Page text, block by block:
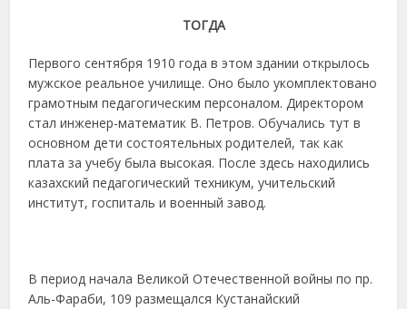
ТОГДА
Первого сентября 1910 года в этом здании открылось
мужское реальное училище. Оно было укомплектовано
грамотным педагогическим персоналом. Директором
стал инженер-математик В. Петров. Обучались тут в
основном дети состоятельных родителей, так как
плата за учебу была высокая. После здесь находились
казахский педагогический техникум, учительский
институт, госпиталь и военный завод.
В период начала Великой Отечественной войны по пр.
Аль-Фараби, 109 размещался Кустанайский